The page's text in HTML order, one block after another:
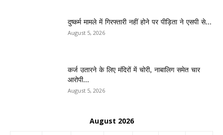
दुष्कर्म मामले में गिरफ्तारी नहीं होने पर पीड़िता ने एसपी से...
August 5, 2026
कर्ज उतारने के लिए मंदिरों में चोरी, नाबालिग समेत चार
आरोपी...
August 5, 2026
August 2026